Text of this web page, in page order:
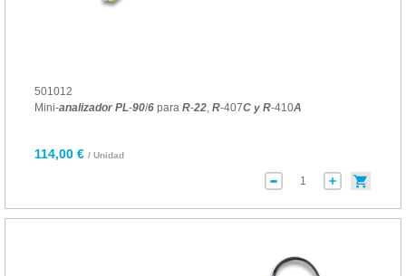
501012
Mini-analizador PL-90/6para R-22, R-407C y R-410A
114,00 € / Unidad